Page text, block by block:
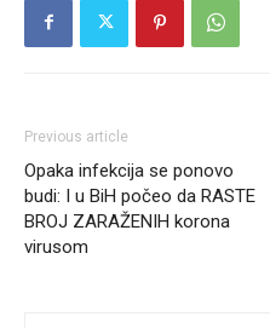
Previous article
Opaka infekcija se ponovo
budi: I u BiH počeo da RASTE
BROJ ZARAŽENIH korona
virusom